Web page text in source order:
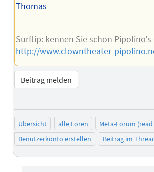
Thomas
--
Surftip: kennen Sie schon
http://www.clowntheater-
Beitrag melden
Übersicht alle Foren Meta-Forum
Benutzerkonto erstellen
Beitrag im